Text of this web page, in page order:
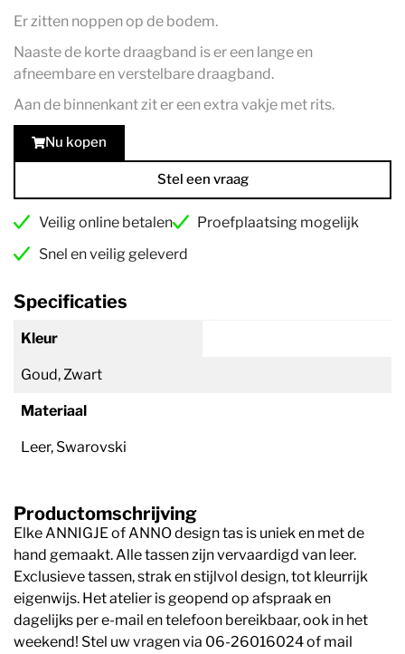
Er zitten noppen op de bodem.
Naaste de korte draagband is er een lange en
afneembare en verstelbare draagband.
Aan de binnenkant zit er een extra vakje met rits.
Nu kopen
Stel een vraag
Veilig online betalen
Proefplaatsing mogelijk
Snel en veilig geleverd
Specificaties
Kleur
Goud, Zwart
Materiaal
Leer, Swarovski
Productomschrijving
Elke ANNIGJE of ANNO design tas is uniek en met de
hand gemaakt. Alle tassen zijn vervaardigd van leer.
Exclusieve tassen, strak en stijlvol design, tot kleurrijk
eigenwijs. Het atelier is geopend op afspraak en
dagelijks per e-mail en telefoon bereikbaar, ook in het
weekend! Stel uw vragen via 06-26016024 of mail